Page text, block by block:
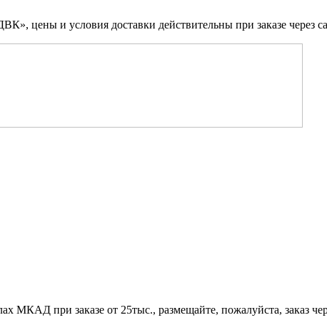
цены и условия доставки действительны при заказе через
МКАД при заказе от 25тыс., размещайте, пожалуйста, заказ